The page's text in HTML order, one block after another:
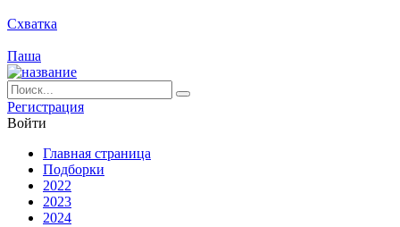
Схватка
Паша
Ре­ги­ст­ра­ция
Вой­ти
Глав­ная стра­ни­ца
Подборки
2022
2023
2024